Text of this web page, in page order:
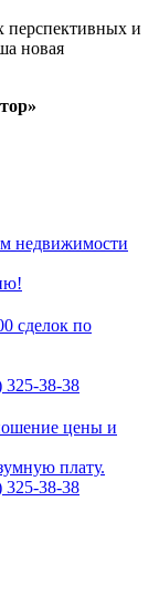
перспективных и
новая
недвижимости
сделок по
38-38
цены и
плату.
38-38